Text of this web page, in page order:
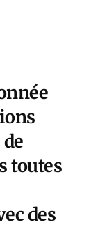
toutes
des